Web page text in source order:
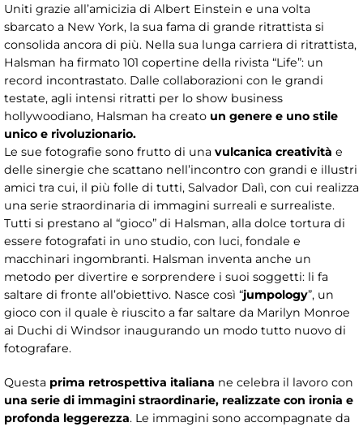
Uniti grazie all’amicizia di Albert Einstein e una volta
sbarcato a New York, la sua fama di grande ritrattista si
consolida ancora di più. Nella sua lunga carriera di ritrattista,
Halsman ha firmato 101 copertine della rivista “Life”: un
record incontrastato. Dalle collaborazioni con le grandi
testate, agli intensi ritratti per lo show business
hollywoodiano, Halsman ha creato un genere e uno stile
unico e rivoluzionario.
Le sue fotografie sono frutto di una vulcanica creatività e
delle sinergie che scattano nell’incontro con grandi e illustri
amici tra cui, il più folle di tutti, Salvador Dalì, con cui realizza
una serie straordinaria di immagini surreali e surrealiste.
Tutti si prestano al “gioco” di Halsman, alla dolce tortura di
essere fotografati in uno studio, con luci, fondale e
macchinari ingombranti. Halsman inventa anche un
metodo per divertire e sorprendere i suoi soggetti: li fa
saltare di fronte all’obiettivo. Nasce così “jumpology”, un
gioco con il quale è riuscito a far saltare da Marilyn Monroe
ai Duchi di Windsor inaugurando un modo tutto nuovo di
fotografare.
Questa prima retrospettiva italiana ne celebra il lavoro con
una serie di immagini straordinarie, realizzate con ironia e
profonda leggerezza. Le immagini sono accompagnate da